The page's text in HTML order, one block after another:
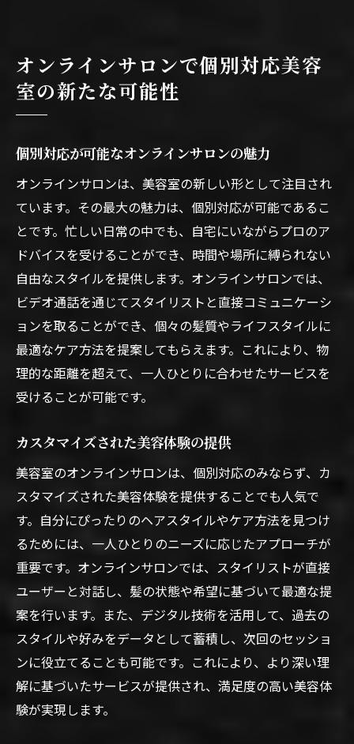
オンラインサロンで個別対応美容
室の新たな可能性
個別対応が可能なオンラインサロンの魅力
オンラインサロンは、美容室の新しい形として注目され
ています。その最大の魅力は、個別対応が可能であるこ
とです。忙しい日常の中でも、自宅にいながらプロのア
ドバイスを受けることができ、時間や場所に縛られない
自由なスタイルを提供します。オンラインサロンでは、
ビデオ通話を通じてスタイリストと直接コミュニケーシ
ョンを取ることができ、個々の髪質やライフスタイルに
最適なケア方法を提案してもらえます。これにより、物
理的な距離を超えて、一人ひとりに合わせたサービスを
受けることが可能です。
カスタマイズされた美容体験の提供
美容室のオンラインサロンは、個別対応のみならず、カ
スタマイズされた美容体験を提供することでも人気で
す。自分にぴったりのヘアスタイルやケア方法を見つけ
るためには、一人ひとりのニーズに応じたアプローチが
重要です。オンラインサロンでは、スタイリストが直接
ユーザーと対話し、髪の状態や希望に基づいて最適な提
案を行います。また、デジタル技術を活用して、過去の
スタイルや好みをデータとして蓄積し、次回のセッショ
ンに役立てることも可能です。これにより、より深い理
解に基づいたサービスが提供され、満足度の高い美容体
験が実現します。